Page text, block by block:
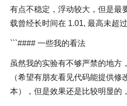
有点不稳定，浮动较大，但是最
载曾经长时间在 1.01, 最高未超
```#### 一些我的看法
虽然我的实验有不够严禁的地方
（希望有朋友看见代码能提供修
本），但是效果还是比较明显的